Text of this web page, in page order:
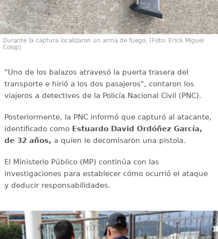
Durante la captura localizaron un arma de fuego. (Foto: Erick Miguel
Colop)
"Uno de los balazos atravesó la puerta trasera del
transporte e hirió a los dos pasajeros", contaron los
viajeros a detectives de la Policía Nacional Civil (PNC).
Posteriormente, la PNC informó que capturó al atacante,
identificado como Estuardo David Ordóñez García,
de 32 años, a quien le decomisaron una pistola.
El Ministerio Público (MP) continúa con las
investigaciones para establecer cómo ocurrió el ataque
y deducir responsabilidades.